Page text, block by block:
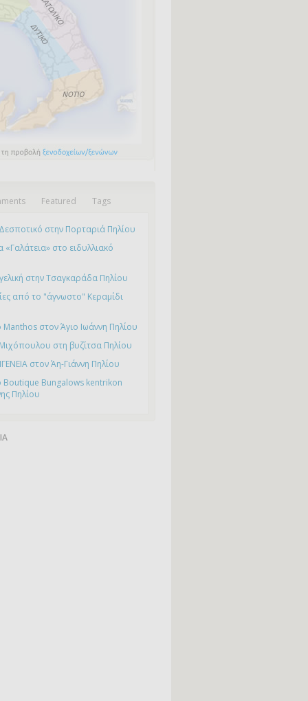
Featured Tags
στην Πορταριά Πηλίου
στο ειδυλλιακό
στην Τσαγκαράδα Πηλίου
από το "άγνωστο" Κεραμίδι
Manthos στον Άγιο Ιωάννη Πηλίου
στη βυζίτσα Πηλίου
στον Άη-Γιάννη Πηλίου
Boutique Bungalows kentrikon
Πηλίου